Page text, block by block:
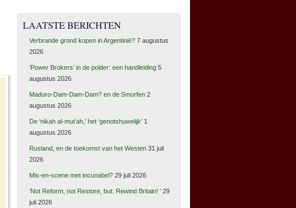
LAATSTE BERICHTEN
Verbrande grond kopen in Argentinië? 7 augustus
2026
‘Power Brokers’ in de polder: een handleiding 5
augustus 2026
Maduro-Dam-Dam-Dam? en de Smurfen 2
augustus 2026
De ‘nikah al-mut’ah,’ het ‘genotshuwelijk’ 1
augustus 2026
Rusland, en de toekomst van het Westen 31 juli
2026
Mis-en-scene met incunabel? 29 juli 2026
‘Not Reform, not Restore, but: Rewind Britain! ‘ 29
juli 2026